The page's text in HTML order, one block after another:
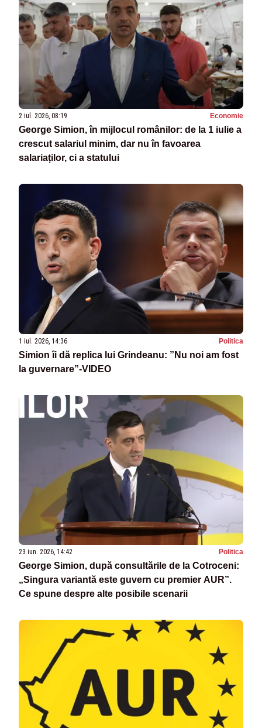
2 iul. 2026, 08:19 Economie
George Simion, în mijlocul românilor: de la 1 iulie a
crescut salariul minim, dar nu în favoarea
salariaților, ci a statului
1 iul. 2026, 14:36 Politica
Simion îi dă replica lui Grindeanu: ”Nu noi am fost
la guvernare”-VIDEO
23 iun. 2026, 14:42 Politica
George Simion, după consultările de la Cotroceni:
„Singura variantă este guvern cu premier AUR”.
Ce spune despre alte posibile scenarii